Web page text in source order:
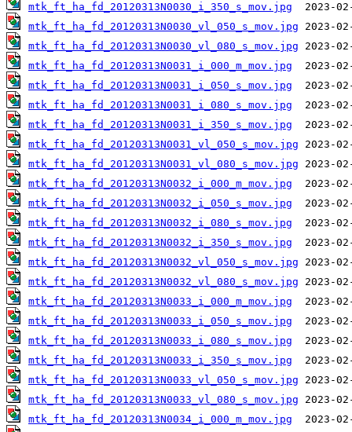
mtk_ft_ha_fd_20120313N0030_i_350_s_mov.jpg
mtk_ft_ha_fd_20120313N0030_vl_050_s_mov.jpg
mtk_ft_ha_fd_20120313N0030_vl_080_s_mov.jpg
mtk_ft_ha_fd_20120313N0031_i_000_m_mov.jpg
mtk_ft_ha_fd_20120313N0031_i_050_s_mov.jpg
mtk_ft_ha_fd_20120313N0031_i_080_s_mov.jpg
mtk_ft_ha_fd_20120313N0031_i_350_s_mov.jpg
mtk_ft_ha_fd_20120313N0031_vl_050_s_mov.jpg
mtk_ft_ha_fd_20120313N0031_vl_080_s_mov.jpg
mtk_ft_ha_fd_20120313N0032_i_000_m_mov.jpg
mtk_ft_ha_fd_20120313N0032_i_050_s_mov.jpg
mtk_ft_ha_fd_20120313N0032_i_080_s_mov.jpg
mtk_ft_ha_fd_20120313N0032_i_350_s_mov.jpg
mtk_ft_ha_fd_20120313N0032_vl_050_s_mov.jpg
mtk_ft_ha_fd_20120313N0032_vl_080_s_mov.jpg
mtk_ft_ha_fd_20120313N0033_i_000_m_mov.jpg
mtk_ft_ha_fd_20120313N0033_i_050_s_mov.jpg
mtk_ft_ha_fd_20120313N0033_i_080_s_mov.jpg
mtk_ft_ha_fd_20120313N0033_i_350_s_mov.jpg
mtk_ft_ha_fd_20120313N0033_vl_050_s_mov.jpg
mtk_ft_ha_fd_20120313N0033_vl_080_s_mov.jpg
mtk_ft_ha_fd_20120313N0034_i_000_m_mov.jpg